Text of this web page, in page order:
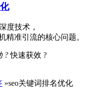
度技术，
精准引流的核心问题。
?快速获效 ?
»seo关键词排名优化